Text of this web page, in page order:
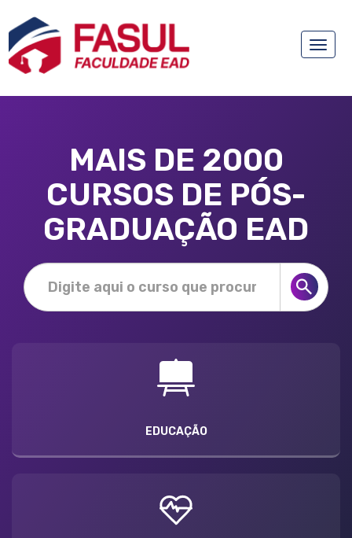
Toggle
MAIS DE 2000
CURSOS DE PÓS-
GRADUAÇÃO EAD
EDUCAÇÃO